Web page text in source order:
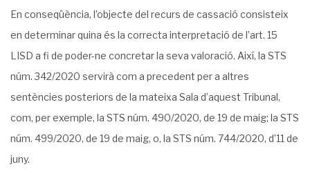
En conseqüència, l’objecte del recurs de cassació consisteix
en determinar quina és la correcta interpretació de l’art. 15
LISD a fi de poder-ne concretar la seva valoració. Així, la STS
núm. 342/2020 servirà com a precedent per a altres
sentències posteriors de la mateixa Sala d’aquest Tribunal,
com, per exemple, la STS núm. 490/2020, de 19 de maig; la STS
núm. 499/2020, de 19 de maig, o, la STS núm. 744/2020, d’11 de
juny.